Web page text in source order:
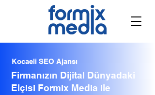
Kocaeli SEO Ajansı
Firmanızın Dijital Dünyadaki
Elçisi Formix Media ile